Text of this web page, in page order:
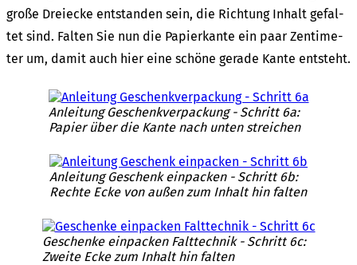
gro­ße Drei­ecke entstan­den sein, die Rich­tung Inhalt gefal­
tet sind. Falten Sie nun die Papier­kan­te ein paar Zenti­me­
ter um, damit auch hier eine schö­ne gera­de Kante entsteht.
Anlei­tung Geschenk­ver­pa­ckung - Schritt 6a:
Papier über die Kante nach unten strei­chen
Anlei­tung Geschenk einpa­cken - Schritt 6b:
Rech­te Ecke von außen zum Inhalt hin falten
Geschen­ke einpa­cken Falt­tech­nik - Schritt 6c:
Zwei­te Ecke zum Inhalt hin falten